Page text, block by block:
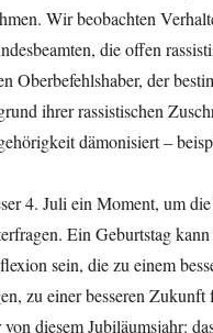
Wir beobachten
die offen
Oberbefehlshaber, der
ihrer rassistischen
dämonisiert –
4. Juli ein Moment, um
Ein Geburtstag
sein, die zu einem
zu einer besseren Zukunft
diesem Jubiläumsjahr: